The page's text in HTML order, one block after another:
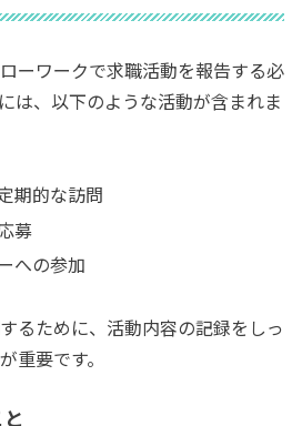
ーワークで求職活動を報告する必
は、以下のような活動が含まれま
期的な訪問
募
への参加
るために、活動内容の記録をしっ
重要です。